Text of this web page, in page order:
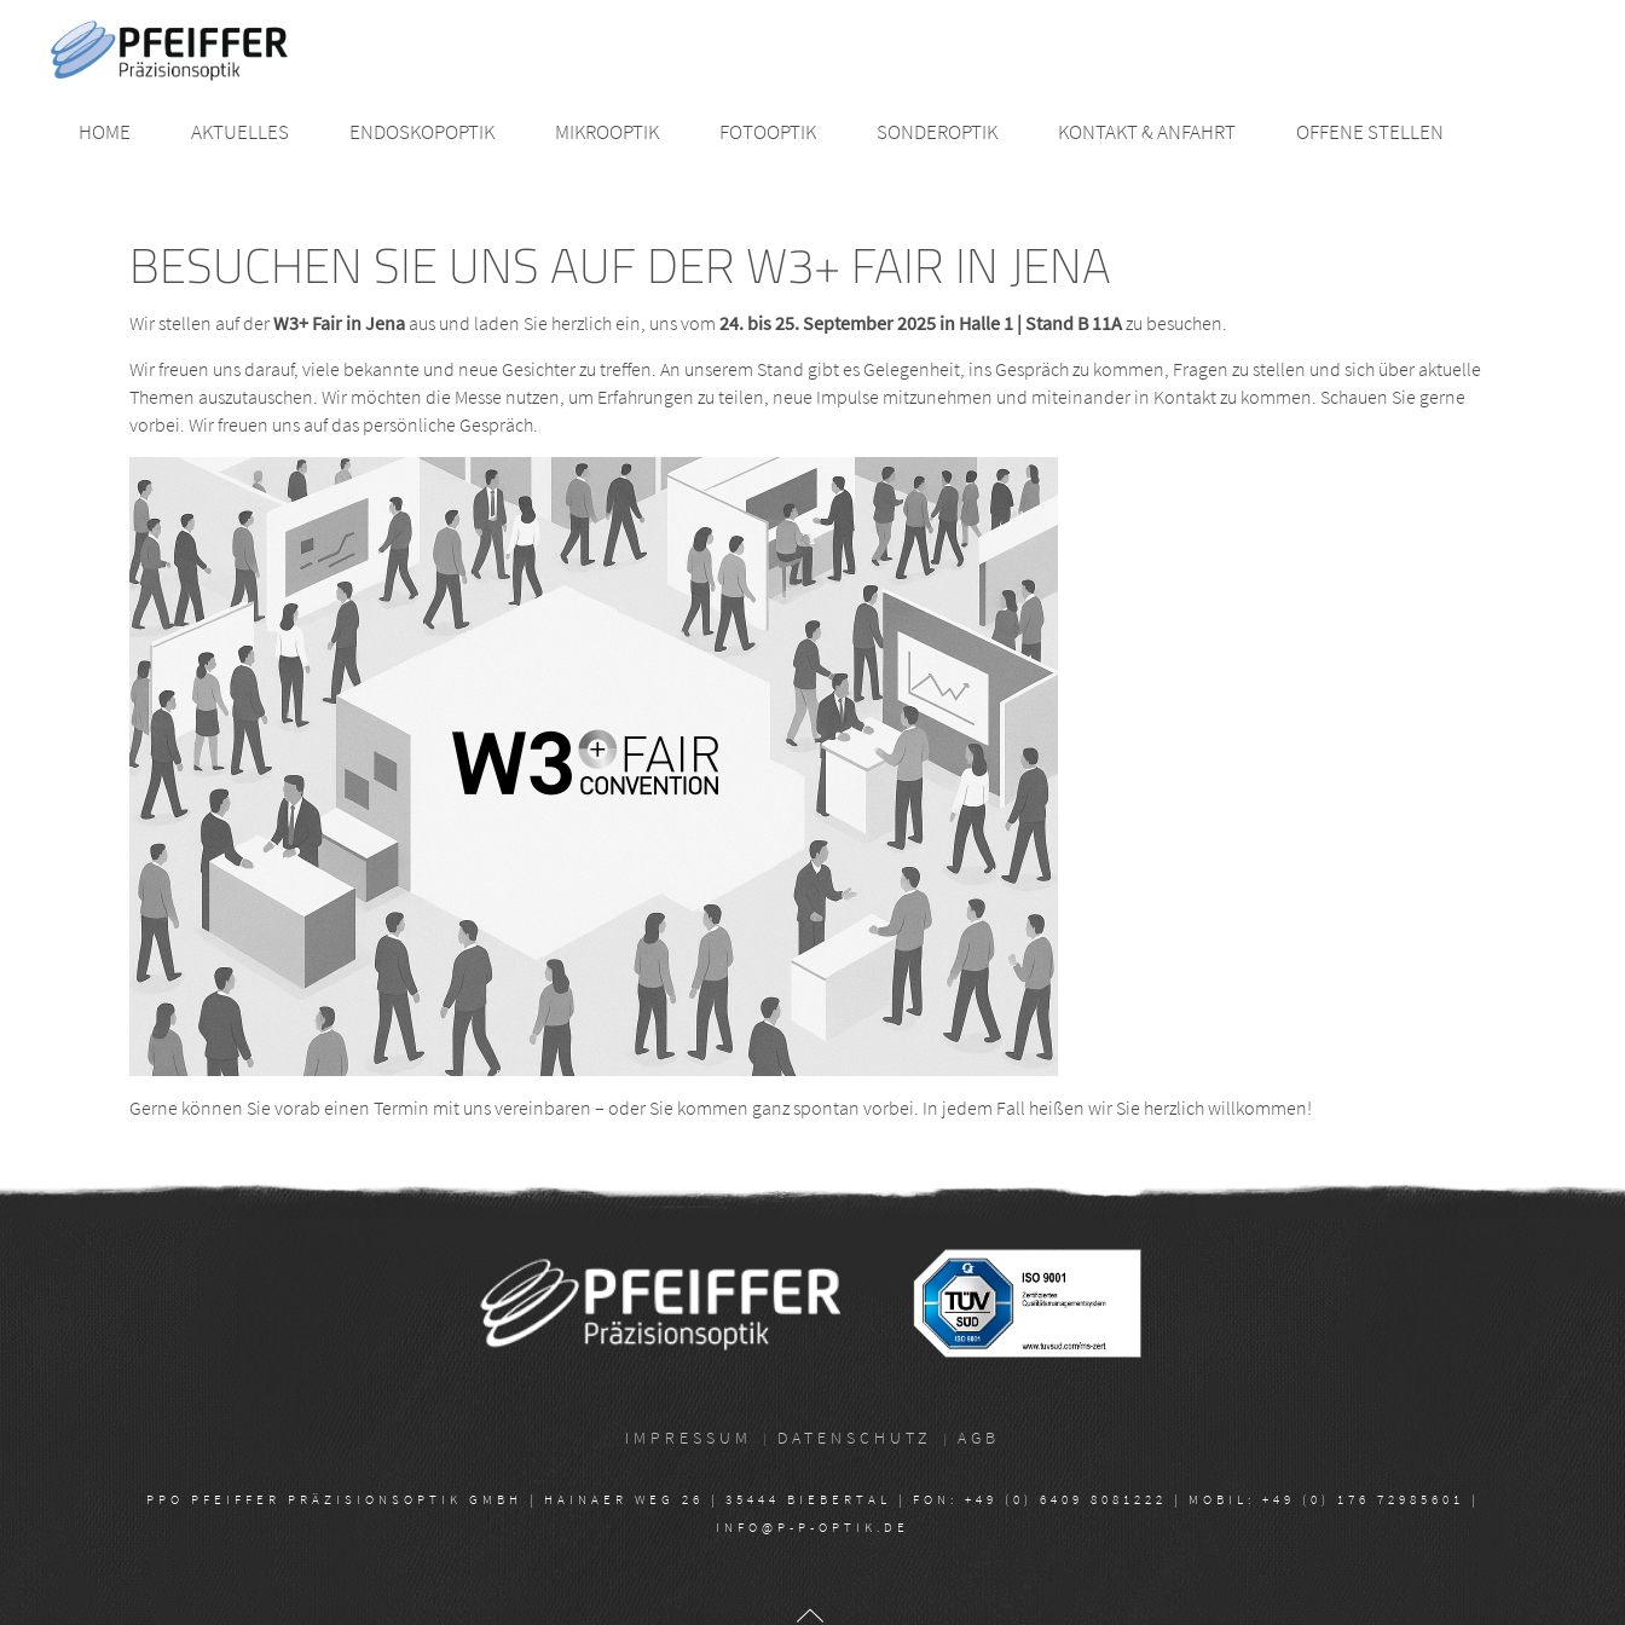
HOME AKTUELLES ENDOSKOPOPTIK MIKROOPTIK FOTOOPTIK SONDEROPTIK KONTAKT & ANFAHRT OFFENE STELLEN
BESUCHEN SIE UNS AUF DER W3+ FAIR IN JENA
Wir stellen auf derW3+ Fair in Jena aus und laden Sie herzlich ein, uns vom 24. bis 25. September 2025 in Halle 1 | Stand B 11Azu besuchen.
Wir freuen uns darauf, viele bekannte und neue Gesichter zu treffen. An unserem Stand gibt es Gelegenheit, ins Gespräch zu kommen, Fragen zu stellen und sich über aktuelle
Themen auszutauschen. Wir möchten die Messe nutzen, um Erfahrungen zu teilen, neue Impulse mitzunehmen und miteinander in Kontakt zu kommen. Schauen Sie gerne
vorbei. Wir freuen uns auf das persönliche Gespräch.
Gerne können Sie vorab einen Termin mit uns vereinbaren – oder Sie kommen ganz spontan vorbei. In jedem Fall heißen wir Sie herzlich willkommen!
IMPRESSUM DATENSCHUTZ AGB
PPO PFEIFFER PRÄZISIONSOPTIK GMBH | HAINAER WEG 26 | 35444 BIEBERTAL | FON: +49 (0) 6409 8081222 | MOBIL: +49 (0) 176 72985601 |
INFO@P-P-OPTIK.DE